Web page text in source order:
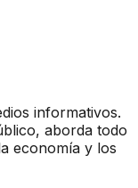
informativos.
aborda todo
economía y los